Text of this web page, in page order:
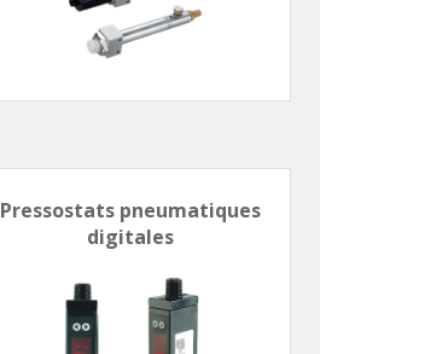
Pressostats pneumatiques
digitales